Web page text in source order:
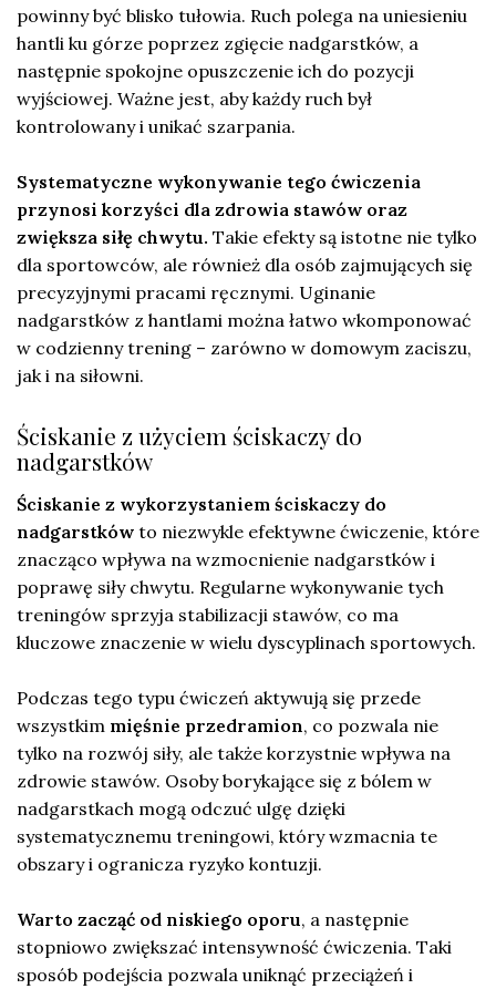
powinny być blisko tułowia. Ruch polega na uniesieniu
hantli ku górze poprzez zgięcie nadgarstków, a
następnie spokojne opuszczenie ich do pozycji
wyjściowej. Ważne jest, aby każdy ruch był
kontrolowany i unikać szarpania.
Systematyczne wykonywanie tego ćwiczenia
przynosi korzyści dla zdrowia stawów oraz
zwiększa siłę chwytu. Takie efekty są istotne nie tylko
dla sportowców, ale również dla osób zajmujących się
precyzyjnymi pracami ręcznymi. Uginanie
nadgarstków z hantlami można łatwo wkomponować
w codzienny trening – zarówno w domowym zaciszu,
jak i na siłowni.
Ściskanie z użyciem ściskaczy do
nadgarstków
Ściskanie z wykorzystaniem ściskaczy do
nadgarstków to niezwykle efektywne ćwiczenie, które
znacząco wpływa na wzmocnienie nadgarstków i
poprawę siły chwytu. Regularne wykonywanie tych
treningów sprzyja stabilizacji stawów, co ma
kluczowe znaczenie w wielu dyscyplinach sportowych.
Podczas tego typu ćwiczeń aktywują się przede
wszystkim mięśnie przedramion, co pozwala nie
tylko na rozwój siły, ale także korzystnie wpływa na
zdrowie stawów. Osoby borykające się z bólem w
nadgarstkach mogą odczuć ulgę dzięki
systematycznemu treningowi, który wzmacnia te
obszary i ogranicza ryzyko kontuzji.
Warto zacząć od niskiego oporu, a następnie
stopniowo zwiększać intensywność ćwiczenia. Taki
sposób podejścia pozwala uniknąć przeciążeń i